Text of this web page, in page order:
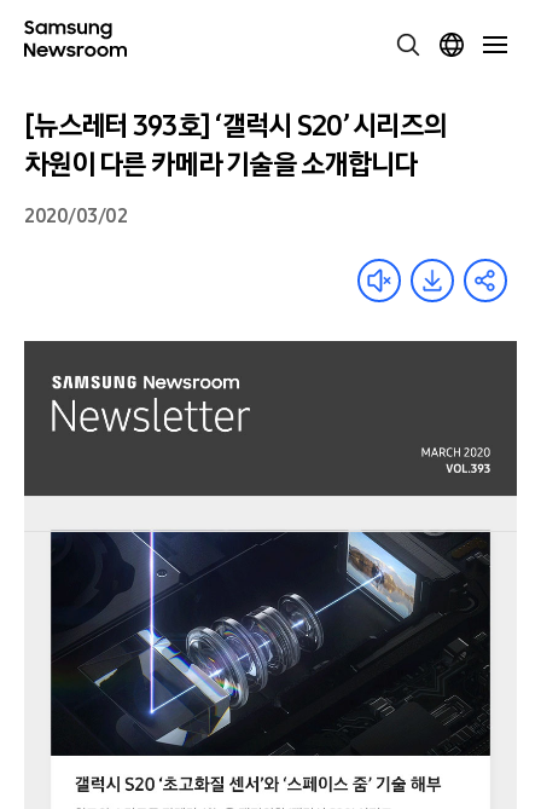
[뉴스레터 393호] ‘갤럭시 S20’ 시리즈의
차원이 다른 카메라 기술을 소개합니다
2020/03/02